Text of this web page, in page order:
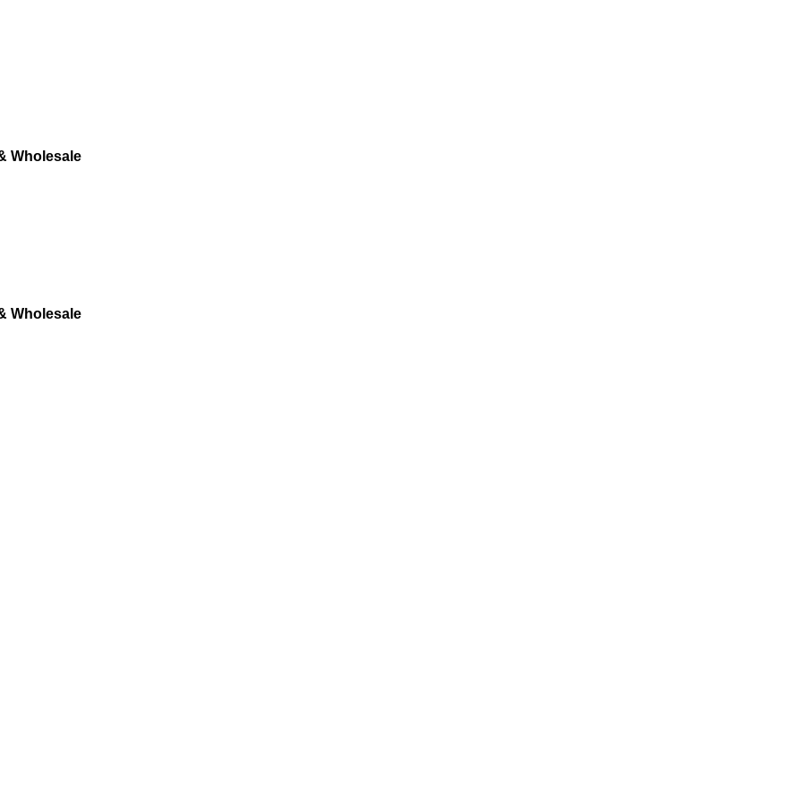
Wholesale
Wholesale